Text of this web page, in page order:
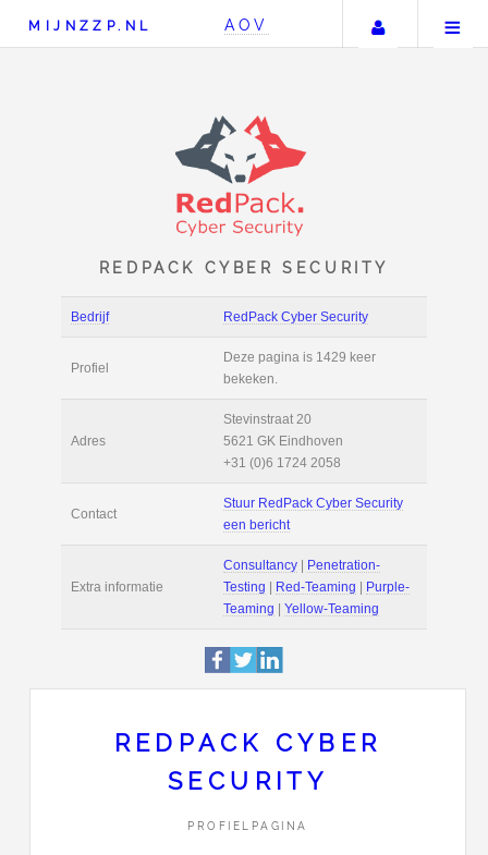
MIJNZZP.NL AOV Uw
REDPACK CYBER
Bedrijf RedPack Cyber
Profiel
Deze pagina is 1429
Stevinstraat 20
5621 GK
een bericht
Consultancy
REDPACK CYBER
SECURITY
PROFIELPAGINA